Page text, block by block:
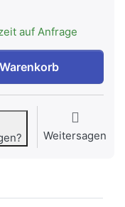
auf Anfrage
W
Weitersagen